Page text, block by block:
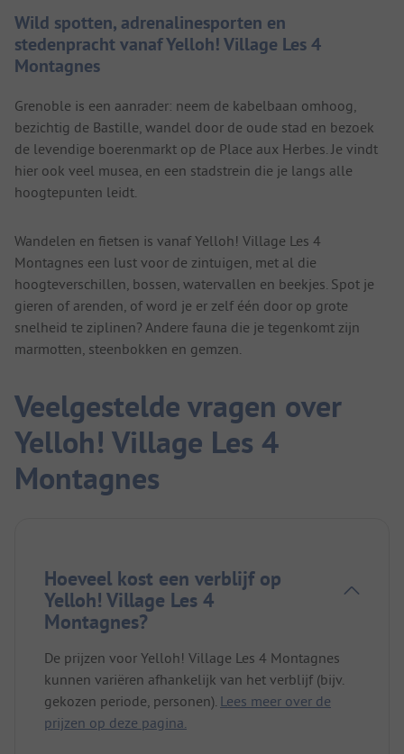
Wild spotten, adrenalinesporten en
stedenpracht vanaf Yelloh! Village Les 4
Montagnes
Grenoble is een aanrader: neem de kabelbaan omhoog,
bezichtig de Bastille, wandel door de oude stad en bezoek
de levendige boerenmarkt op de Place aux Herbes. Je vindt
hier ook veel musea, en een stadstrein die je langs alle
hoogtepunten leidt.
Wandelen en fietsen is vanaf Yelloh! Village Les 4
Montagnes een lust voor de zintuigen, met al die
hoogteverschillen, bossen, watervallen en beekjes. Spot je
gieren of arenden, of word je er zelf één door op grote
snelheid te ziplinen? Andere fauna die je tegenkomt zijn
marmotten, steenbokken en gemzen.
Veelgestelde vragen over
Yelloh! Village Les 4
Montagnes
Hoeveel kost een verblijf op
Yelloh! Village Les 4
Montagnes?
De prijzen voor Yelloh! Village Les 4 Montagnes
kunnen variëren afhankelijk van het verblijf (bijv.
gekozen periode, personen). Lees meer over de
prijzen op deze pagina.